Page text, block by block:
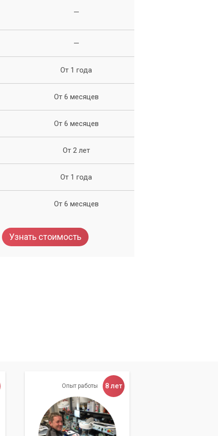
—
—
От 1 года
От 6 месяцев
От 6 месяцев
От 2 лет
От 1 года
От 6 месяцев
Узнать стоимость
Опыт работы 8 лет